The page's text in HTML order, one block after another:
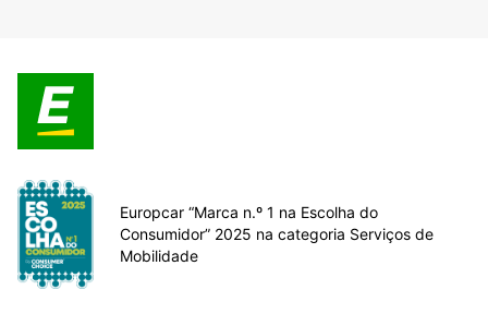
Europcar “Marca n.º 1 na Escolha do
Consumidor” 2025 na categoria Serviços de
Mobilidade